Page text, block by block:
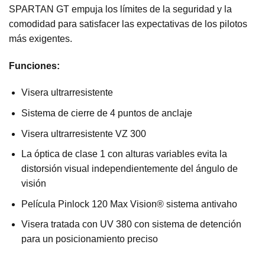
SPARTAN GT empuja los límites de la seguridad y la
comodidad para satisfacer las expectativas de los pilotos
más exigentes.
Funciones:
Visera ultrarresistente
Sistema de cierre de 4 puntos de anclaje
Visera ultrarresistente VZ 300
La óptica de clase 1 con alturas variables evita la
distorsión visual independientemente del ángulo de
visión
Película Pinlock 120 Max Vision® sistema antivaho
Visera tratada con UV 380 con sistema de detención
para un posicionamiento preciso